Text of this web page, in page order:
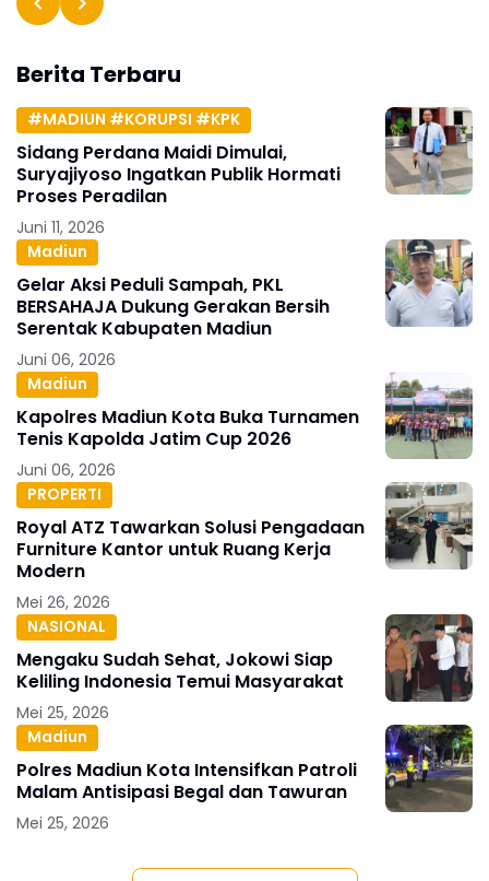
Berita Terbaru
#MADIUN #KORUPSI #KPK
Sidang Perdana Maidi Dimulai,
Suryajiyoso Ingatkan Publik Hormati
Proses Peradilan
Juni 11, 2026
Madiun
Gelar Aksi Peduli Sampah, PKL
BERSAHAJA Dukung Gerakan Bersih
Serentak Kabupaten Madiun
Juni 06, 2026
Madiun
Kapolres Madiun Kota Buka Turnamen
Tenis Kapolda Jatim Cup 2026
Juni 06, 2026
PROPERTI
Royal ATZ Tawarkan Solusi Pengadaan
Furniture Kantor untuk Ruang Kerja
Modern
Mei 26, 2026
NASIONAL
Mengaku Sudah Sehat, Jokowi Siap
Keliling Indonesia Temui Masyarakat
Mei 25, 2026
Madiun
Polres Madiun Kota Intensifkan Patroli
Malam Antisipasi Begal dan Tawuran
Mei 25, 2026